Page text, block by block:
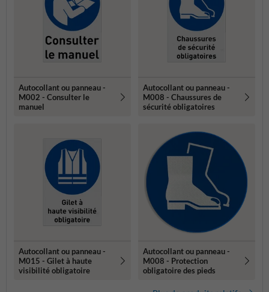
Autocollant ou panneau -
M002 - Consulter le
manuel
Autocollant ou panneau -
M008 - Chaussures de
sécurité obligatoires
Autocollant ou panneau -
M015 - Gilet à haute
visibilité obligatoire
Autocollant ou panneau -
M008 - Protection
obligatoire des pieds